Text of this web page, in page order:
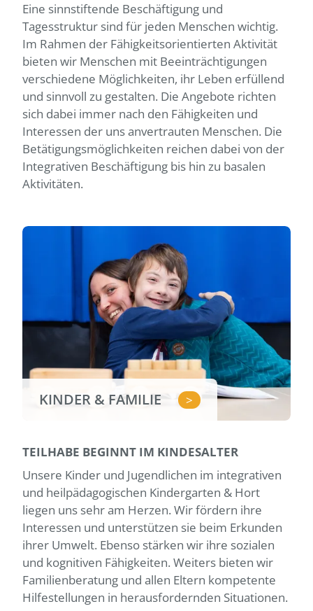
Eine sinnstiftende Beschäftigung und
Tagesstruktur sind für jeden Menschen wichtig.
Im Rahmen der Fähigkeitsorientierten Aktivität
bieten wir Menschen mit Beeinträchtigungen
verschiedene Möglichkeiten, ihr Leben erfüllend
und sinnvoll zu gestalten. Die Angebote richten
sich dabei immer nach den Fähigkeiten und
Interessen der uns anvertrauten Menschen. Die
Betätigungsmöglichkeiten reichen dabei von der
Integrativen Beschäftigung bis hin zu basalen
Aktivitäten.
KINDER & FAMILIE >
TEILHABE BEGINNT IM KINDESALTER
Unsere Kinder und Jugendlichen im integrativen
und heilpädagogischen Kindergarten & Hort
liegen uns sehr am Herzen. Wir fördern ihre
Interessen und unterstützen sie beim Erkunden
ihrer Umwelt. Ebenso stärken wir ihre sozialen
und kognitiven Fähigkeiten. Weiters bieten wir
Familienberatung und allen Eltern kompetente
Hilfestellungen in herausfordernden Situationen.